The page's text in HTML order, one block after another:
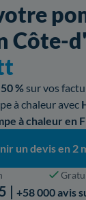
Côte-
%sur vos
à chaleur avec
à chaleur en
un devis en 2
| +58 000 avis